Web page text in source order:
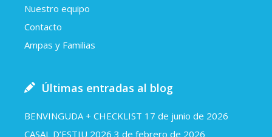
Nuestro equipo
Contacto
Ampas y Familias
Últimas entradas al blog
BENVINGUDA + CHECKLIST 17 de junio de 2026
CASAL D’ESTIU 2026 3 de febrero de 2026